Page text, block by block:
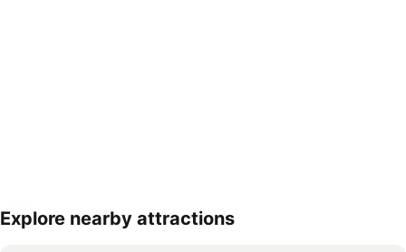
Nagy méretű térkép
Explore nearby attractions